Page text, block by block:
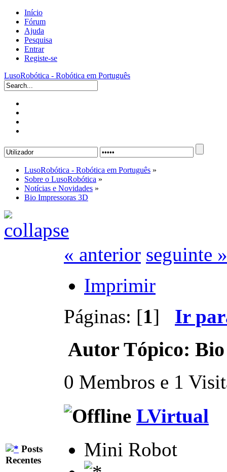
Início
Fórum
Ajuda
Pesquisa
Entrar
Registe-se
LusoRobótica - Robótica em Português
LusoRobótica - Robótica em Português »
Sobre o LusoRobótica »
Notícias e Novidades »
Bio Impressoras 3D
Posts
Recentes
« anterior seguinte »
Imprimir
Páginas: [1] Ir
Autor Tópico:
0 Membros e 1
LVirtual
Mini Robot